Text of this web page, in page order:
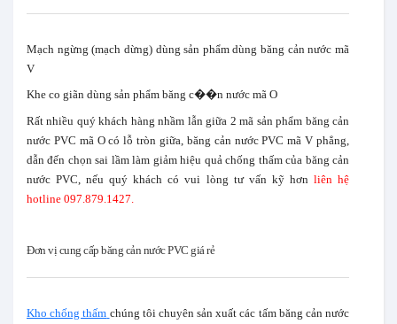
Mạch ngừng (mạch dừng) dùng sản phẩm dùng băng cản nước mã
V
Khe co giãn dùng sản phẩm băng c��n nước mã O
Rất nhiều quý khách hàng nhầm lẫn giữa 2 mã sản phẩm băng cản
nước PVC mã O có lỗ tròn giữa, băng cản nước PVC mã V phẳng,
dẫn đến chọn sai lầm làm giảm hiệu quả chống thấm của băng cản
nước PVC, nếu quý khách có vui lòng tư vấn kỹ hơn liên hệ
hotline 097.879.1427.
Đơn vị cung cấp băng cản nước PVC giá rẻ
Kho chống thấm chúng tôi chuyên sản xuất các tấm băng cản nước